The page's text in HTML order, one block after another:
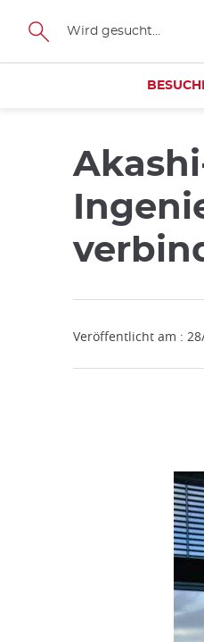
Größe
Veröffentlicht am :